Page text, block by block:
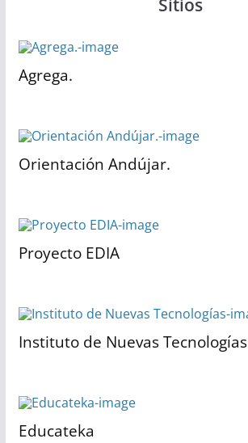
Sitios
Agrega.
Orientación Andújar.
Proyecto EDIA
Instituto de Nuevas Tecnologías
Educateka